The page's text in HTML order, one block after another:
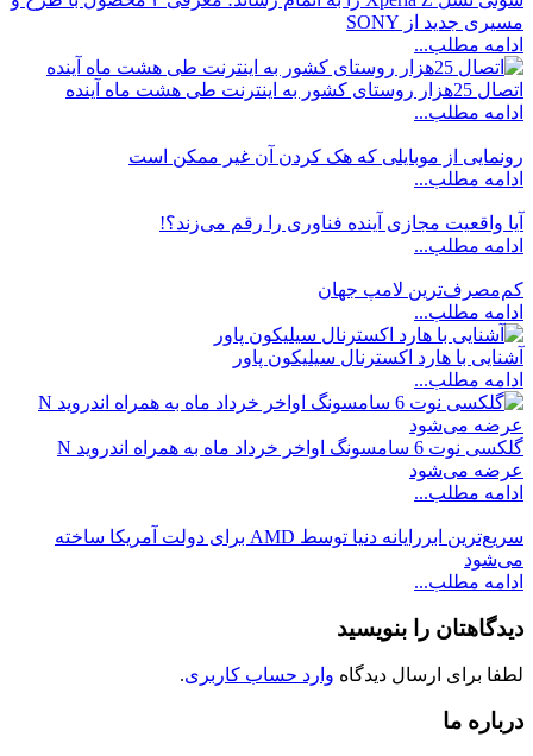
مسیری جدید از SONY
ادامه مطلب...
اتصال 25هزار روستای کشور به اینترنت طی هشت ماه آینده
ادامه مطلب...
رونمایی از موبایلی که هک کردن آن غیر ممکن است
ادامه مطلب...
آیا واقعیت مجازی آینده فناوری را رقم می‌زند؟!
ادامه مطلب...
کم‌مصرف‌ترین لامپ جهان
ادامه مطلب...
آشنایی با هارد اکسترنال سیلیکون پاور
ادامه مطلب...
گلکسی نوت 6 سامسونگ اواخر خرداد ماه به همراه اندروید N
عرضه‌ می‌شود
ادامه مطلب...
سریع‌ترین ابررایانه دنیا توسط AMD برای دولت آمریکا ساخته
می‌شود
ادامه مطلب...
دیدگاهتان را بنویسید
لطفا برای ارسال دیدگاه وارد حساب کاربری.
درباره ما